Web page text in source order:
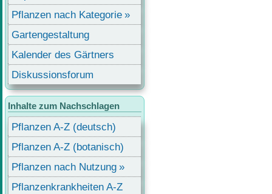
Pflanzen nach Kategorie
Gartengestaltung
Kalender des Gärtners
Diskussionsforum
Inhalte zum Nachschlagen
Pflanzen A-Z (deutsch)
Pflanzen A-Z (botanisch)
Pflanzen nach Nutzung
Pflanzenkrankheiten A-Z